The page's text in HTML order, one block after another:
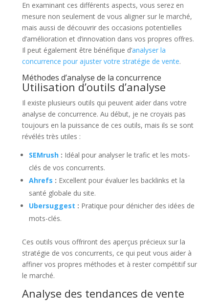
En examinant ces différents aspects, vous serez en
mesure non seulement de vous aligner sur le marché,
mais aussi de découvrir des occasions potentielles
d’amélioration et d’innovation dans vos propres offres.
Il peut également être bénéfique d’analyser la
concurrence pour ajuster votre stratégie de vente.
Méthodes d’analyse de la concurrence
Utilisation d’outils d’analyse
Il existe plusieurs outils qui peuvent aider dans votre
analyse de concurrence. Au début, je ne croyais pas
toujours en la puissance de ces outils, mais ils se sont
révélés très utiles :
SEMrush: Idéal pour analyser le trafic et les mots-
clés de vos concurrents.
Ahrefs : Excellent pour évaluer les backlinks et la
santé globale du site.
Ubersuggest : Pratique pour dénicher des idées de
mots-clés.
Ces outils vous offriront des aperçus précieux sur la
stratégie de vos concurrents, ce qui peut vous aider à
affiner vos propres méthodes et à rester compétitif sur
le marché.
Analyse des tendances de vente